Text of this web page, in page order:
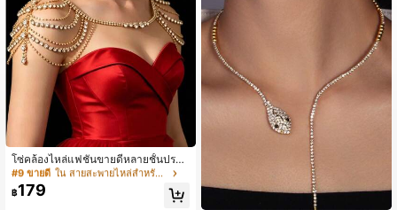
โซ่คล้องไหล่แฟชั่นขายดีหลายชั้นประดั
บคริสตัลและพู่เพชรระยิบระยับสำหรับผู้
หญิง ชุดแต่งงานและงานแต่งงาน
#9 ขายดี
เหลือแค่4ชิ้น
#9 ขายดี
ใน สายสะพายไหล่สำหรับผู้หญิง
เหลือแค่4ชิ้น
#9 ขายดี
ใน สายสะพายไหล่สำหรับผู้หญิง
เหลือแค่4ชิ้น
฿179